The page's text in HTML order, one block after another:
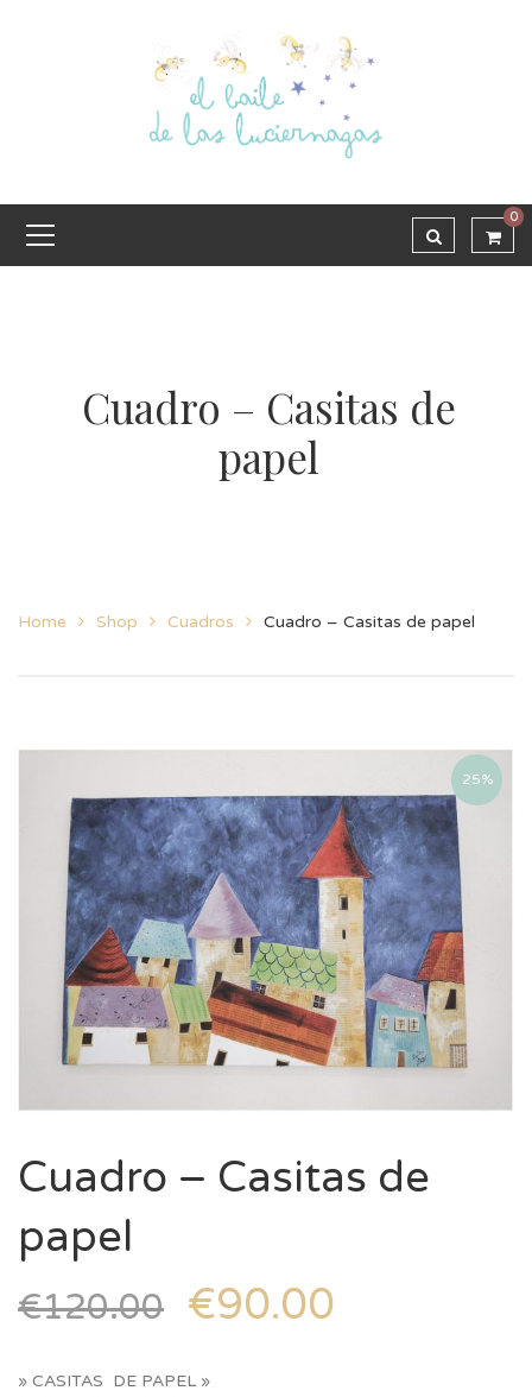
0
Cuadro – Casitas de
papel
Home Shop Cuadros Cuadro – Casitas de papel
25%
Cuadro – Casitas de
papel
€120.00 €90.00
» CASITAS DE PAPEL »